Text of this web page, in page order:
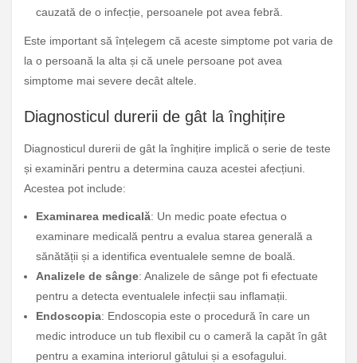
cauzată de o infecție, persoanele pot avea febră.
Este important să înțelegem că aceste simptome pot varia de
la o persoană la alta și că unele persoane pot avea
simptome mai severe decât altele.
Diagnosticul durerii de gât la înghițire
Diagnosticul durerii de gât la înghițire implică o serie de teste
și examinări pentru a determina cauza acestei afecțiuni.
Acestea pot include:
Examinarea medicală: Un medic poate efectua o
examinare medicală pentru a evalua starea generală a
sănătății și a identifica eventualele semne de boală.
Analizele de sânge: Analizele de sânge pot fi efectuate
pentru a detecta eventualele infecții sau inflamații.
Endoscopia: Endoscopia este o procedură în care un
medic introduce un tub flexibil cu o cameră la capăt în gât
pentru a examina interiorul gâtului și a esofagului.